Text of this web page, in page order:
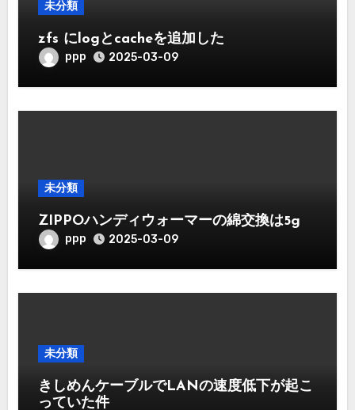
未分類
zfs にlogとcacheを追加した
ppp 2025-03-09
未分類
ZIPPOハンディウォーマーの綿交換は5g
ppp 2025-03-09
未分類
きしめんケーブルでLANの速度低下が起こ
っていた件